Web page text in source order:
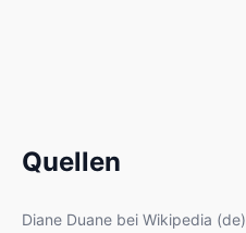
Quellen
Diane Duane bei Wikipedia (de)